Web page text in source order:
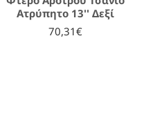
Ατρύπητο 13'' Δεξί
70,31€